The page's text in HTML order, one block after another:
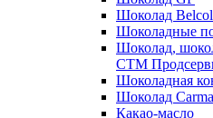
Шоколад
Шоколадные
Шоколад,
СТМ
Шоколадная
Шоколад Carma
Какао-масло